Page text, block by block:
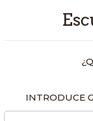
INTRODUCE